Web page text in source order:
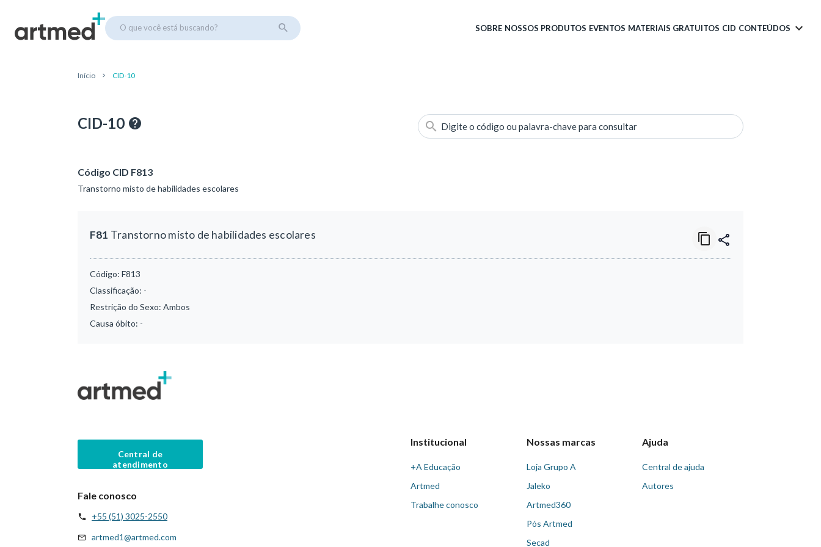
O que você está buscando? SOBRE NOSSOS PRODUTOS EVENTOS MATERIAIS GRATUITOS CID CONTEÚDOS
Início CID-10
CID-10 Digite o código ou palavra-chave para consultar
Código CID F813
Transtorno misto de habilidades escolares
F81 Transtorno misto de habilidades escolares
Código: F813
Classificação: -
Restrição do Sexo: Ambos
Causa óbito: -
Central de
atendimento
Fale conosco
+55 (51) 3025-2550
artmed1@artmed.com
Institucional
+A Educação
Artmed
Trabalhe conosco
Nossas marcas
Loja Grupo A
Jaleko
Artmed360
Pós Artmed
Secad
Ajuda
Central de ajuda
Autores